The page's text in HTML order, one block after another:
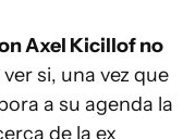
Axel Kicillof no
si, una vez que
a su agenda la
de la ex